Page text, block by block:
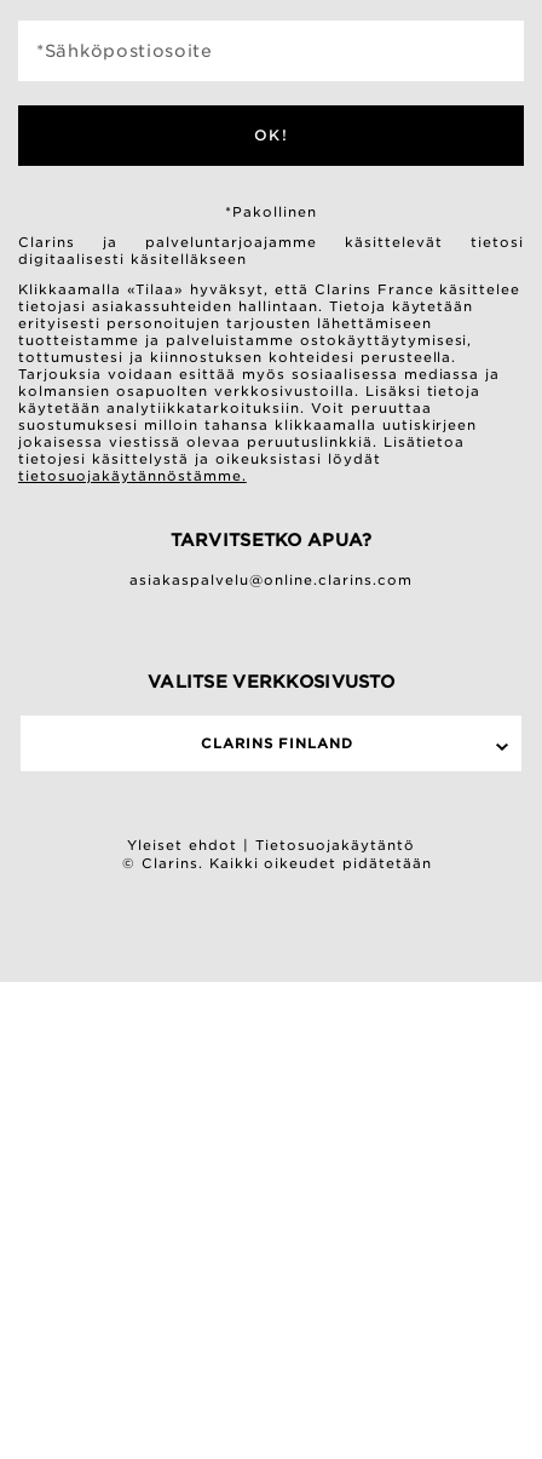
*Sähköpostiosoite
OK!
*Pakollinen
Clarins ja palveluntarjoajamme käsittelevät tietosi
digitaalisesti käsitelläkseen
Klikkaamalla «Tilaa» hyväksyt, että Clarins France käsittelee
tietojasi asiakassuhteiden hallintaan. Tietoja käytetään
erityisesti personoitujen tarjousten lähettämiseen
tuotteistamme ja palveluistamme ostokäyttäytymisesi,
tottumustesi ja kiinnostuksen kohteidesi perusteella.
Tarjouksia voidaan esittää myös sosiaalisessa mediassa ja
kolmansien osapuolten verkkosivustoilla. Lisäksi tietoja
käytetään analytiikkatarkoituksiin. Voit peruuttaa
suostumuksesi milloin tahansa klikkaamalla uutiskirjeen
jokaisessa viestissä olevaa peruutuslinkkiä. Lisätietoa
tietojesi käsittelystä ja oikeuksistasi löydät
tietosuojakäytännöstämme.
TARVITSETKO APUA?
asiakaspalvelu@online.clarins.com
VALITSE VERKKOSIVUSTO
CLARINS FINLAND
Yleiset ehdot
Tietosuojakäytäntö
© Clarins. Kaikki oikeudet pidätetään